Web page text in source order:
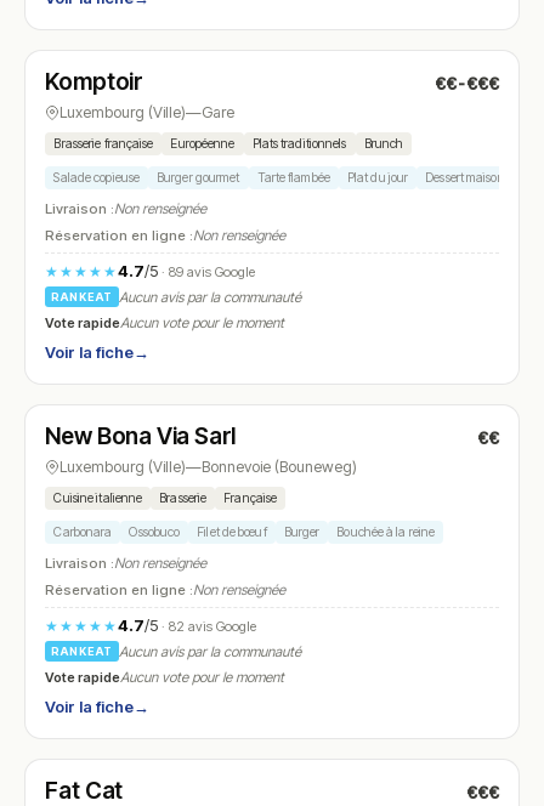
N° 11
Komptoir €€-€€€
Luxembourg (Ville)—Gare
Brasserie française Européenne Plats traditionnels Brunch
Salade copieuse Burger gourmet Tarte flambée Plat du jour Dessert maison
Livraison :Non renseignée
Réservation en ligne :Non renseignée
★★★★★4.7/5· 89 avis Google
RANKEAT
Aucun avis par la communauté
Vote rapideAucun vote pour le moment
Voir la fiche→
N° 12
New Bona Via Sarl €€
Luxembourg (Ville)—Bonnevoie (Bouneweg)
Cuisine italienne Brasserie Française
Carbonara Ossobuco Filet de bœuf Burger Bouchée à la reine
Livraison :Non renseignée
Réservation en ligne :Non renseignée
★★★★★4.7/5· 82 avis Google
RANKEAT
Aucun avis par la communauté
Vote rapideAucun vote pour le moment
Voir la fiche→
N° 13
Fat Cat €€€